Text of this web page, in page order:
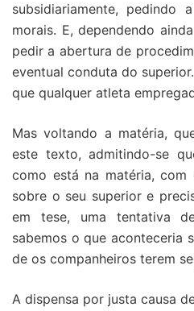
subsidiariamente, pedindo
morais. E, dependendo
pedir a abertura de
eventual conduta do
que qualquer atleta
Mas voltando a matéria,
este texto, admitindo-se
como está na matéria,
sobre o seu superior e
em tese, uma tentativa
sabemos o que aconteceria
de os companheiros terem
A dispensa por justa causa